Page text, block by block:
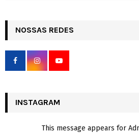
h
f
r
NOSSAS REDES
INSTAGRAM
This message appears for